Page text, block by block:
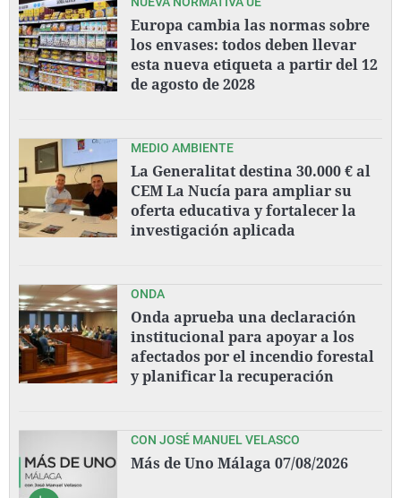
Europa cambia las normas sobre
los envases: todos deben llevar
esta nueva etiqueta a partir del 12
de agosto de 2028
MEDIO AMBIENTE
La Generalitat destina 30.000 € al
CEM La Nucía para ampliar su
oferta educativa y fortalecer la
investigación aplicada
ONDA
Onda aprueba una declaración
institucional para apoyar a los
afectados por el incendio forestal
y planificar la recuperación
CON JOSÉ MANUEL VELASCO
Más de Uno Málaga 07/08/2026